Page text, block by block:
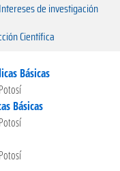
Intereses de investigación
Científica
Básicas
Básicas